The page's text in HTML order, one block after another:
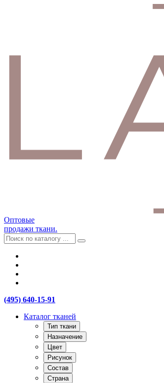
Оптовые
продажи ткани.
(495) 640-15-91
Каталог тканей
Тип ткани
Назначение
Цвет
Рисунок
Состав
Страна